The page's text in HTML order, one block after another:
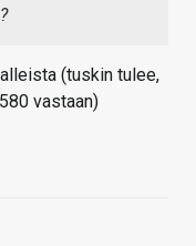
(tuskin tulee,
vastaan)